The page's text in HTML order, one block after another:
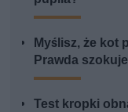
Myślisz, że kot
Prawda
Test kropki